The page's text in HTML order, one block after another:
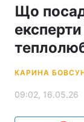
Що
КАРИНА
09:02, 16.05.26